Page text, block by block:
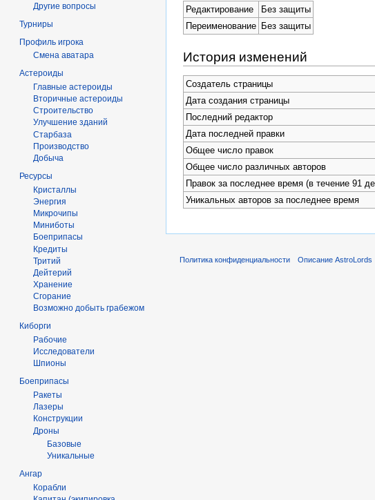
Редактирование
Без защиты
Переименование
Без защиты
История изменений
Создатель страницы
Дата создания страницы
Последний редактор
Дата последней правки
Общее число правок
Общее число различных авторов
Правок за последнее время (в течение 91
Уникальных авторов за последнее время
Другие вопросы
Турниры
Профиль игрока
Смена аватара
Астероиды
Главные астероиды
Вторичные астероиды
Строительство
Улучшение зданий
Старбаза
Производство
Добыча
Ресурсы
Кристаллы
Энергия
Микрочипы
Миниботы
Боеприпасы
Кредиты
Тритий
Дейтерий
Хранение
Сгорание
Возможно добыть грабежом
Киборги
Рабочие
Исследователи
Шпионы
Боеприпасы
Ракеты
Лазеры
Конструкции
Дроны
Базовые
Уникальные
Ангар
Корабли
Политика конфиденциальности Описание AstroLords